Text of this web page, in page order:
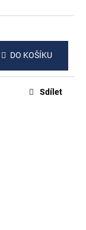
DO KOŠÍKU
Sdílet